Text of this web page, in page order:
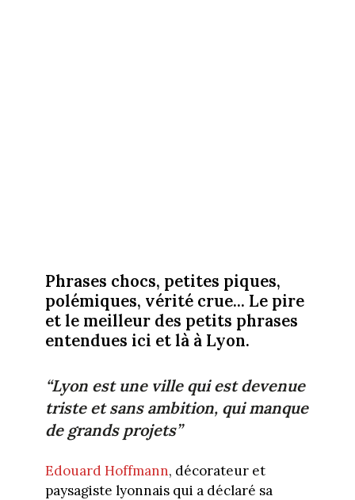
Phrases chocs, petites piques,
polémiques, vérité crue... Le pire
et le meilleur des petits phrases
entendues ici et là à Lyon.
“Lyon est une ville qui est devenue
triste et sans ambition, qui manque
de grands projets”
Edouard Hoffmann, décorateur et
paysagiste lyonnais qui a déclaré sa